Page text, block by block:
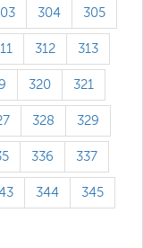
304 305
312 313
320 321
328 329
336 337
344 345